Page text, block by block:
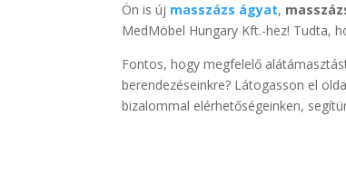
Ön is új masszázs ágyat,
MedMöbel Hungary Kft.-hez! Tudta,
Fontos, hogy megfelelő
berendezéseinkre? Látogasson el
bizalommal elérhetőségeinken,